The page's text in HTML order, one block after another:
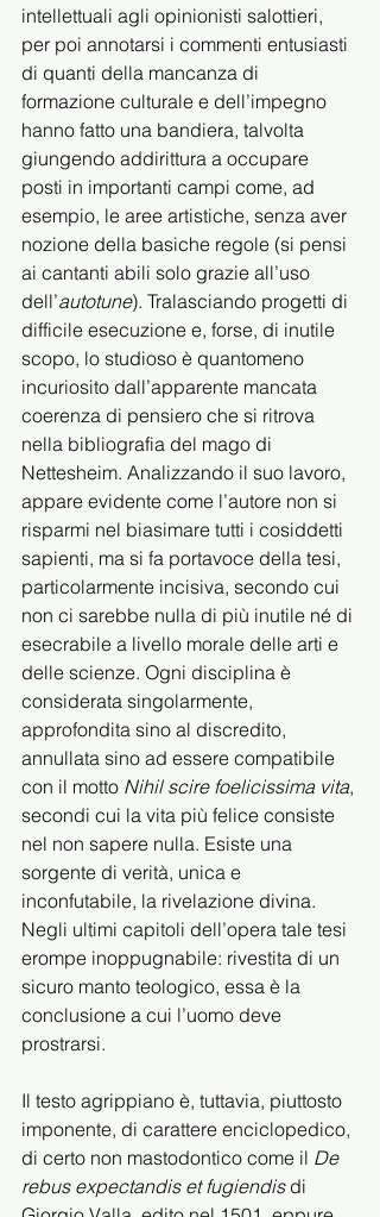
intellettuali agli opinionisti salottieri,
per poi annotarsi i commenti entusiasti
di quanti della mancanza di
formazione culturale e dell’impegno
hanno fatto una bandiera, talvolta
giungendo addirittura a occupare
posti in importanti campi come, ad
esempio, le aree artistiche, senza aver
nozione della basiche regole (si pensi
ai cantanti abili solo grazie all’uso
dell’autotune). Tralasciando progetti di
difficile esecuzione e, forse, di inutile
scopo, lo studioso è quantomeno
incuriosito dall’apparente mancata
coerenza di pensiero che si ritrova
nella bibliografia del mago di
Nettesheim. Analizzando il suo lavoro,
appare evidente come l’autore non si
risparmi nel biasimare tutti i cosiddetti
sapienti, ma si fa portavoce della tesi,
particolarmente incisiva, secondo cui
non ci sarebbe nulla di più inutile né di
esecrabile a livello morale delle arti e
delle scienze. Ogni disciplina è
considerata singolarmente,
approfondita sino al discredito,
annullata sino ad essere compatibile
con il motto Nihil scire foelicissima vita,
secondi cui la vita più felice consiste
nel non sapere nulla. Esiste una
sorgente di verità, unica e
inconfutabile, la rivelazione divina.
Negli ultimi capitoli dell’opera tale tesi
erompe inoppugnabile: rivestita di un
sicuro manto teologico, essa è la
conclusione a cui l’uomo deve
prostrarsi.
Il testo agrippiano è, tuttavia, piuttosto
imponente, di carattere enciclopedico,
di certo non mastodontico come il De
rebus expectandis et fugiendis di